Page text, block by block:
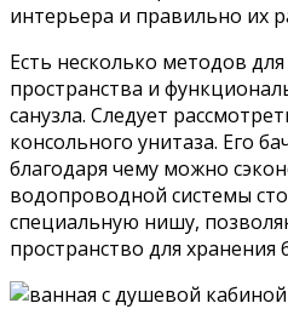
интерьера и правильно их
Есть несколько методов
пространства и
санузла. Следует
консольного унитаза. Его
благодаря чему можно
водопроводной системы
специальную нишу,
пространство для хранения